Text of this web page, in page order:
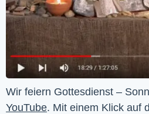
YouTube. Mit einem Klick auf